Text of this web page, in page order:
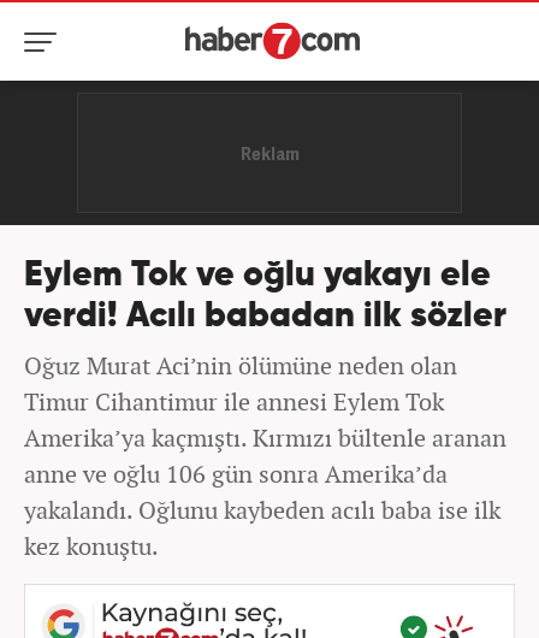
Eylem Tok ve oğlu yakayı ele
verdi! Acılı babadan ilk sözler
Oğuz Murat Aci’nin ölümüne neden olan
Timur Cihantimur ile annesi Eylem Tok
Amerika’ya kaçmıştı. Kırmızı bültenle aranan
anne ve oğlu 106 gün sonra Amerika’da
yakalandı. Oğlunu kaybeden acılı baba ise ilk
kez konuştu.